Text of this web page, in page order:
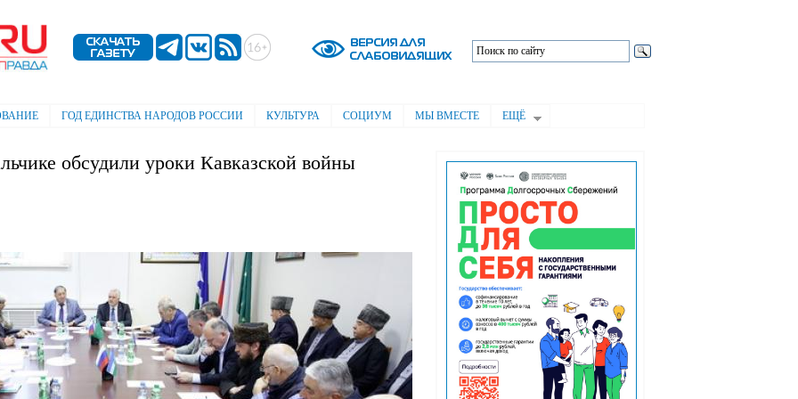
содержанию
ГОД ЕДИНСТВА НАРОДОВ РОССИИ КУЛЬТУРА СОЦИУМ МЫ ВМЕСТЕ ЕЩЁ
обсудили уроки Кавказской войны